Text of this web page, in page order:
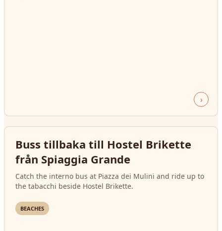
›
Buss tillbaka till Hostel Brikette
från Spiaggia Grande
Catch the interno bus at Piazza dei Mulini and ride up to
the tabacchi beside Hostel Brikette.
BEACHES